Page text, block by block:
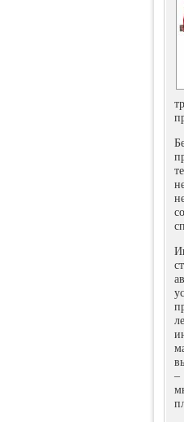
–